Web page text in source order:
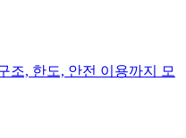
조, 한도, 안전 이용까지 모